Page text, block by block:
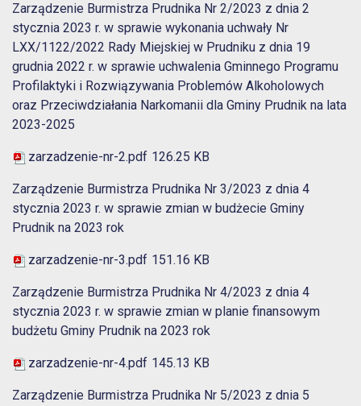
Zarządzenie Burmistrza Prudnika Nr 2/2023 z dnia 2
stycznia 2023 r. w sprawie wykonania uchwały Nr
LXX/1122/2022 Rady Miejskiej w Prudniku z dnia 19
grudnia 2022 r. w sprawie uchwalenia Gminnego Programu
Profilaktyki i Rozwiązywania Problemów Alkoholowych
oraz Przeciwdziałania Narkomanii dla Gminy Prudnik na lata
2023-2025
zarzadzenie-nr-2.pdf 126.25 KB
Zarządzenie Burmistrza Prudnika Nr 3/2023 z dnia 4
stycznia 2023 r. w sprawie zmian w budżecie Gminy
Prudnik na 2023 rok
zarzadzenie-nr-3.pdf 151.16 KB
Zarządzenie Burmistrza Prudnika Nr 4/2023 z dnia 4
stycznia 2023 r. w sprawie zmian w planie finansowym
budżetu Gminy Prudnik na 2023 rok
zarzadzenie-nr-4.pdf 145.13 KB
Zarządzenie Burmistrza Prudnika Nr 5/2023 z dnia 5